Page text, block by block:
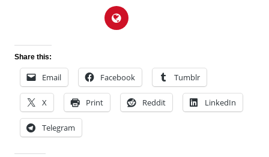
Share this:
Email Facebook Tumblr
X Print Reddit LinkedIn
Telegram